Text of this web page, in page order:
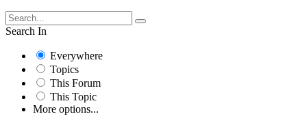
Search In
Everywhere
Topics
This Forum
This Topic
More options...